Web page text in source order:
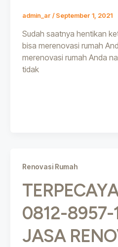
admin_ar /September 1, 2021
Sudah saatnya hentikan
bisa merenovasi rumah
merenovasi rumah Anda
tidak
Renovasi Rumah
0812-8957-
JASA